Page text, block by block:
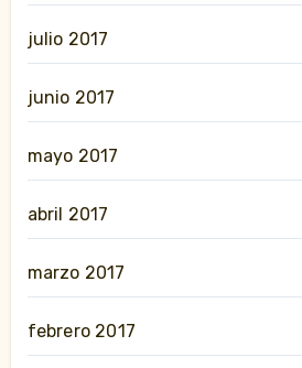
julio 2017
junio 2017
mayo 2017
abril 2017
marzo 2017
febrero 2017